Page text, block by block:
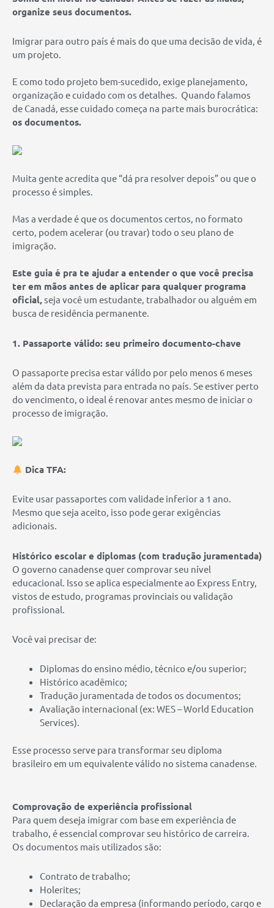
organize seus documentos.
Imigrar para outro país é mais do que uma decisão de vida, é
um projeto.
E como todo projeto bem-sucedido, exige planejamento,
organização e cuidado com os detalhes. Quando falamos
de Canadá, esse cuidado começa na parte mais burocrática:
os documentos.
Muita gente acredita que “dá pra resolver depois” ou que o
processo é simples.
Mas a verdade é que os documentos certos, no formato
certo, podem acelerar (ou travar) todo o seu plano de
imigração.
Este guia é pra te ajudar a entender o que você precisa
ter em mãos antes de aplicar para qualquer programa
oficial,seja você um estudante, trabalhador ou alguém em
busca de residência permanente.
1. Passaporte válido: seu primeiro documento-chave
O passaporte precisa estar válido por pelo menos 6 meses
além da data prevista para entrada no país. Se estiver perto
do vencimento, o ideal é renovar antes mesmo de iniciar o
processo de imigração.
Dica TFA:
Evite usar passaportes com validade inferior a 1 ano.
Mesmo que seja aceito, isso pode gerar exigências
adicionais.
Histórico escolar e diplomas (com tradução juramentada)
O governo canadense quer comprovar seu nível
educacional. Isso se aplica especialmente ao Express Entry,
vistos de estudo, programas provinciais ou validação
profissional.
Você vai precisar de:
Diplomas do ensino médio, técnico e/ou superior;
Histórico acadêmico;
Tradução juramentada de todos os documentos;
Avaliação internacional (ex: WES – World Education
Services).
Esse processo serve para transformar seu diploma
brasileiro em um equivalente válido no sistema canadense.
Comprovação de experiência profissional
Para quem deseja imigrar com base em experiência de
trabalho, é essencial comprovar seu histórico de carreira.
Os documentos mais utilizados são:
Contrato de trabalho;
Holerites;
Declaração da empresa (informando período, cargo e